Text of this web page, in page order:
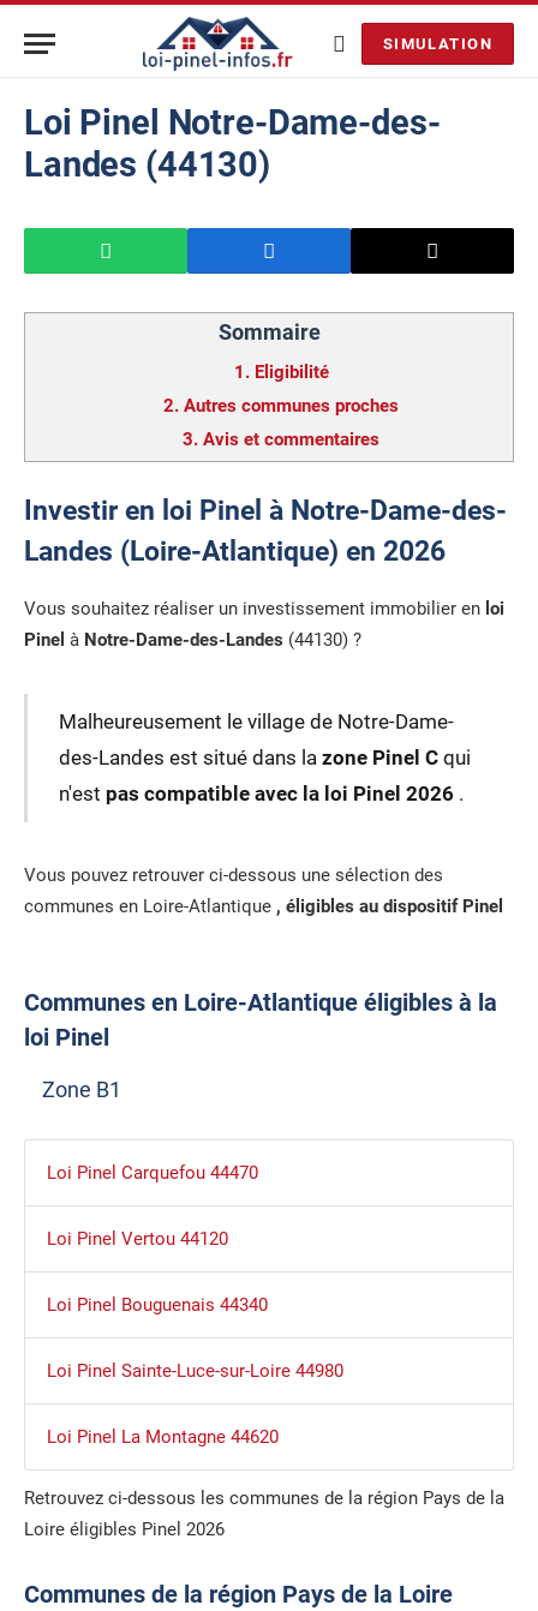
SIMULATION
Loi Pinel Notre-Dame-des-
Landes (44130)
Sommaire
1. Eligibilité
2. Autres communes proches
3. Avis et commentaires
Investir en loi Pinel à Notre-Dame-des-
Landes (Loire-Atlantique) en 2026
Vous souhaitez réaliser un investissement immobilier en loi
Pinel à Notre-Dame-des-Landes (44130) ?
Malheureusement le village de Notre-Dame-
des-Landes est situé dans la zone Pinel Cqui
n'est pas compatible avec la loi Pinel 2026 .
Vous pouvez retrouver ci-dessous une sélection des
communes en Loire-Atlantique , éligibles au dispositif Pinel
Communes en Loire-Atlantique éligibles à la
loi Pinel
Zone B1
Loi Pinel Carquefou 44470
Loi Pinel Vertou 44120
Loi Pinel Bouguenais 44340
Loi Pinel Sainte-Luce-sur-Loire 44980
Loi Pinel La Montagne 44620
Retrouvez ci-dessous les communes de la région Pays de la
Loire éligibles Pinel 2026
Communes de la région Pays de la Loire